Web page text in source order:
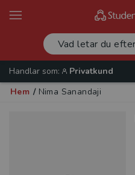
Handlar som:
Privatkund
Hem / Nima Sanandaji